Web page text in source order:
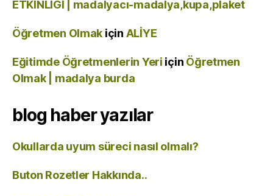
ETKİNLİĞİ | madalyacı-madalya,kupa,plaket
Öğretmen Olmak için ALİYE
Eğitimde Öğretmenlerin Yeri için Öğretmen
Olmak | madalya burda
blog haber yazılar
Okullarda uyum süreci nasıl olmalı?
Buton Rozetler Hakkında..